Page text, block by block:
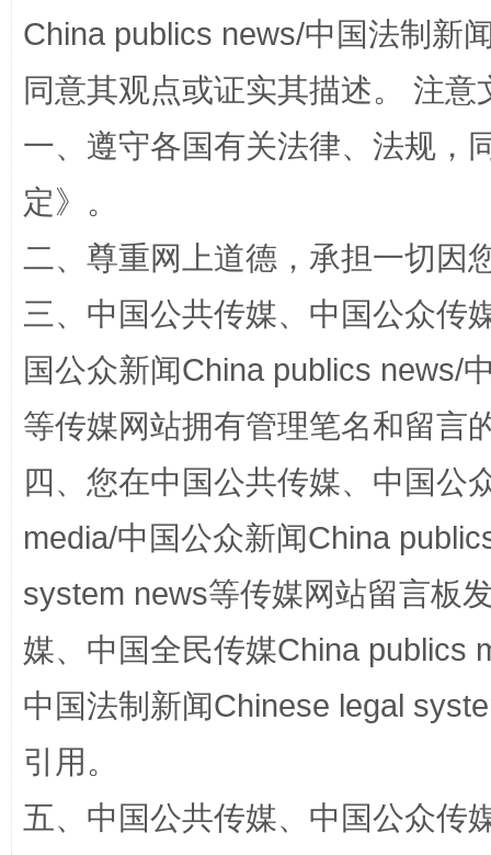
阿坝州三大球赛在茂县开幕 规模
国家大学科技园优化重塑工作
如何以
China publics news/中国法制新
同意其观点或证实其描述。 注
一、遵守各国有关法律、法规，
定》。
二、尊重网上道德，承担一切因
三、中国公共传媒、中国公众传
国公众新闻China publics news/
等传媒网站拥有管理笔名和留言
四、您在中国公共传媒、中国公
media/中国公众新闻China
system news等传媒网站留言板
媒、中国全民传媒China publics
中国法制新闻Chinese legal
引用。
五、中国公共传媒、中国公众传